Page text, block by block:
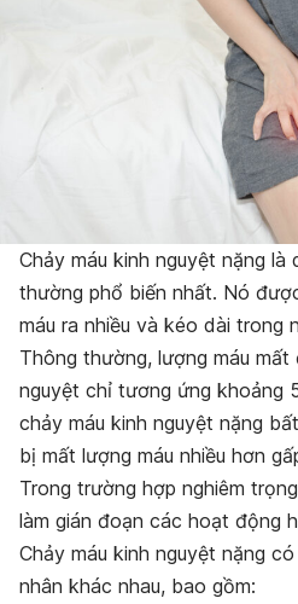
Chảy máu kinh nguyệt nặng là
thường phổ biến nhất. Nó
máu ra nhiều và kéo dài trong
Thông thường, lượng máu
nguyệt chỉ tương ứng khoảng
chảy máu kinh nguyệt nặng
bị mất lượng máu nhiều hơn
Trong trường hợp nghiêm
làm gián đoạn các hoạt động
Chảy máu kinh nguyệt nặng
nhân khác nhau, bao gồm: